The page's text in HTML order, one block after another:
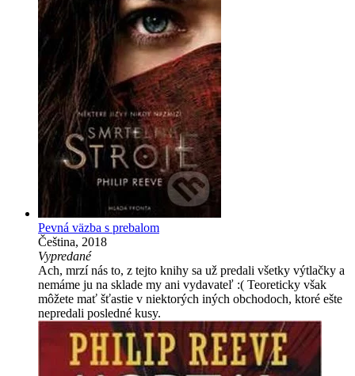
Pevná väzba s prebalom
Čeština, 2018
Vypredané
Ach, mrzí nás to, z tejto knihy sa už predali všetky výtlačky a
nemáme ju na sklade my ani vydavateľ :( Teoreticky však
môžete mať šťastie v niektorých iných obchodoch, ktoré ešte
nepredali posledné kusy.